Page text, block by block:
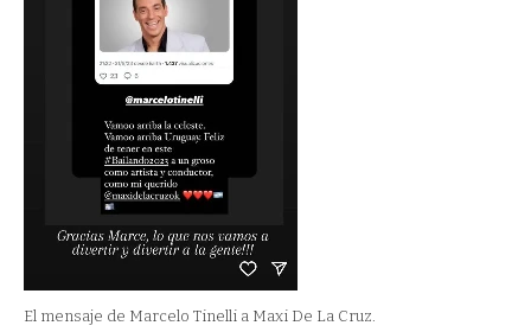
El mensaje de Marcelo Tinelli a Maxi De La Cruz.